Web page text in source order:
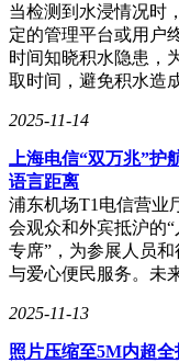
当检测到水浸情况时
定的管理平台或用户
时间知晓积水隐患，
取时间，避免积水造
2025-11-14
上海电信“双万兆”
语言距离
浦东机场T1电信营业
会观众和外宾抵沪的
专席”，为参展人员
与爱心便民服务。未
2025-11-13
照片压缩至5M内超